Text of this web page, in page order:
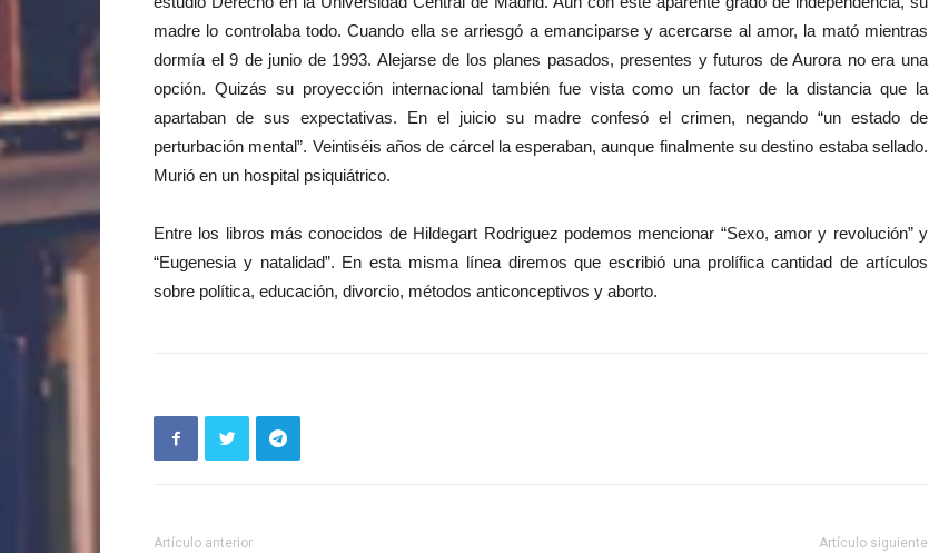
madre lo controlaba todo. Cuando ella se arriesgó a emanciparse y acercarse al amor, la mató mientras
dormía el 9 de junio de 1993. Alejarse de los planes pasados, presentes y futuros de Aurora no era una
opción. Quizás su proyección internacional también fue vista como un factor de la distancia que la
apartaban de sus expectativas. En el juicio su madre confesó el crimen, negando “un estado de
perturbación mental”. Veintiséis años de cárcel la esperaban, aunque finalmente su destino estaba sellado.
Murió en un hospital psiquiátrico.
Entre los libros más conocidos de Hildegart Rodriguez podemos mencionar “Sexo, amor y revolución” y
“Eugenesia y natalidad”. En esta misma línea diremos que escribió una prolífica cantidad de artículos
sobre política, educación, divorcio, métodos anticonceptivos y aborto.
Artículo anterior Artículo siguiente